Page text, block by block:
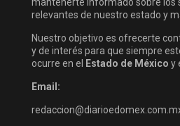
relevantes de nuestro estado y
Nuestro objetivo es ofrecerte
y de interés para que siempre
ocurre en el
Estado de México y
Email: